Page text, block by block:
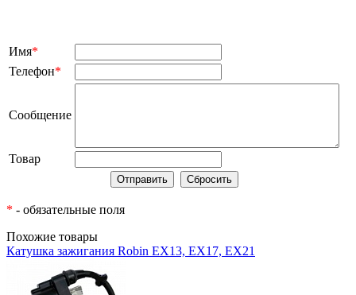
Имя*
Телефон*
Сообщение
Товар
* - обязательные поля
Похожие товары
Катушка зажигания Robin EX13, EX17, EX21